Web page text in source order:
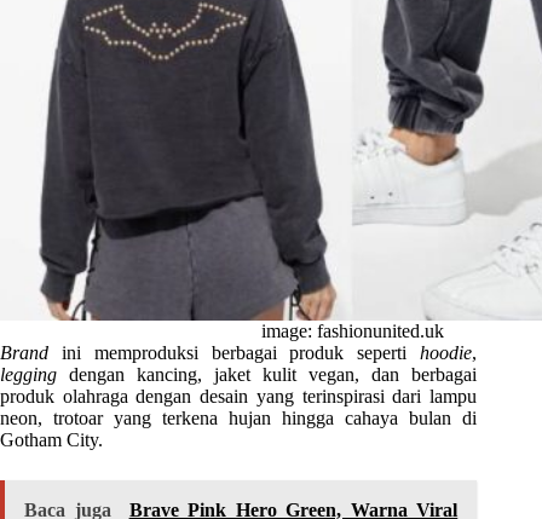
image: fashionunited.uk
Brand ini memproduksi berbagai produk sepertihoodie,
legging dengan kancing, jaket kulit vegan, dan berbagai
produk olahraga dengan desain yang terinspirasi dari lampu
neon, trotoar yang terkena hujan hingga cahaya bulan di
Gotham City.
Baca juga
Brave Pink Hero Green, Warna Viral